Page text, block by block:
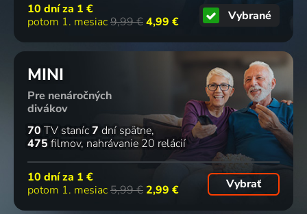
10 dní za 1 €
potom 1. mesiac9,99 €4,99 € Vybrané
MINI
Pre nenáročných
divákov
70 TV staníc7 dní spätne
475 filmov nahrávanie 20 relácií
10 dní za 1 €
potom 1. mesiac5,99 € 2,99 € Vybrať